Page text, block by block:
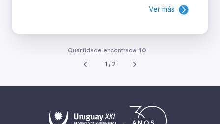
Ver más
Quantidade encontrada: 10
1 / 2